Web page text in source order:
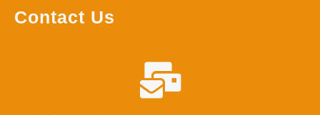
Contact Us